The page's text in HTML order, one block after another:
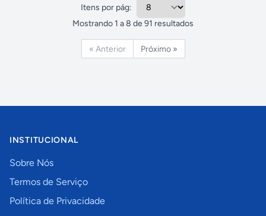
Itens por pág:
Mostrando 1 a8 de 91 resultados
« Anterior Próximo »
INSTITUCIONAL
Sobre Nós
Termos de Serviço
Política de Privacidade